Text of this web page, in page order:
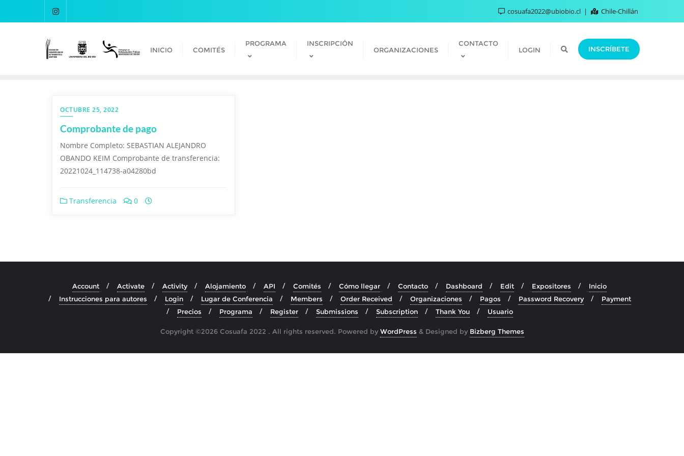
cosuafa2022@ubiobio.cl Chile-Chillán
INICIO COMITÉS
PROGRAMA INSCRIPCIÓN
ORGANIZACIONES
CONTACTO
LOGIN INSCRÍBETE
OCTUBRE 25, 2022
Comprobante de pago
Nombre Completo: SEBASTIAN ALEJANDRO
OBANDO KEIM Comprobante de transferencia:
20221024_114738-a04280bd
Transferencia 0
Account Activate Activity Alojamiento API Comités Cómo llegar Contacto Dashboard Edit Expositores
Inicio
Instrucciones para autores
Login Lugar de Conferencia Members Order Received Organizaciones Pagos Password Recovery
Payment
Precios
Programa Register Submissions Subscription Thank You Usuario
Copyright ©2026 Cosuafa 2022 . All rights reserved. Powered by WordPress & Designed by Bizberg Themes